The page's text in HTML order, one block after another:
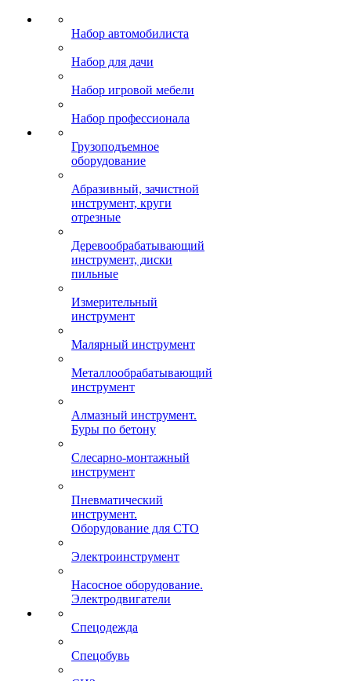
Набор автомобилиста
Набор для дачи
Набор игровой мебели
Набор профессионала
Грузоподъемное
оборудование
Абразивный, зачистной
инструмент, круги
отрезные
Деревообрабатывающий
инструмент, диски
пильные
Измерительный
инструмент
Малярный инструмент
Металлообрабатывающий
инструмент
Алмазный инструмент.
Буры по бетону
Слесарно-монтажный
инструмент
Пневматический
инструмент.
Оборудование для СТО
Электроинструмент
Насосное оборудование.
Электродвигатели
Спецодежда
Спецобувь